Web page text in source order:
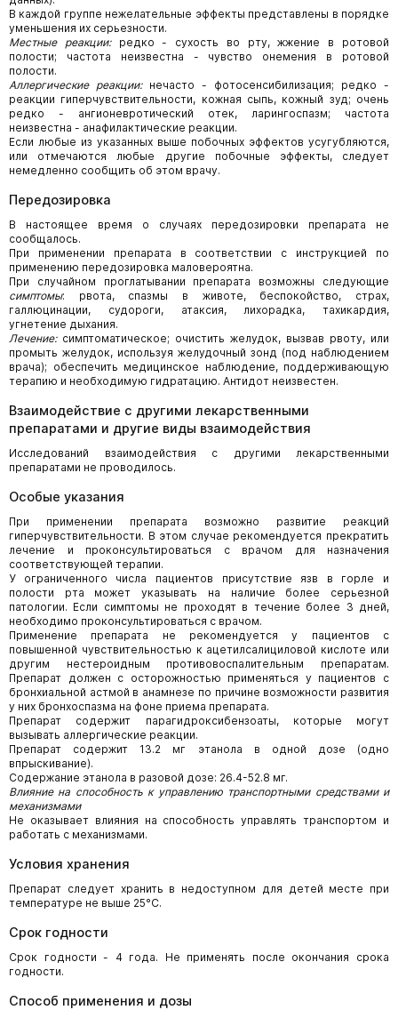
В каждой группе нежелательные эффекты представлены в порядке
уменьшения их серьезности.
Местные реакции:редко - сухость во рту, жжение в ротовой
полости; частота неизвестна - чувство онемения в ротовой
полости.
Аллергические реакции: нечасто - фотосенсибилизация; редко -
реакции гиперчувствительности, кожная сыпь, кожный зуд; очень
редко - ангионевротический отек, ларингоспазм; частота
неизвестна - анафилактические реакции.
Если любые из указанных выше побочных эффектов усугубляются,
или отмечаются любые другие побочные эффекты, следует
немедленно сообщить об этом врачу.
Передозировка
В настоящее время о случаях передозировки препарата не
сообщалось.
При применении препарата в соответствии с инструкцией по
применению передозировка маловероятна.
При случайном проглатывании препарата возможны следующие
симптомы: рвота, спазмы в животе, беспокойство, страх,
галлюцинации, судороги, атаксия, лихорадка, тахикардия,
угнетение дыхания.
Лечение:симптоматическое; очистить желудок, вызвав рвоту, или
промыть желудок, используя желудочный зонд (под наблюдением
врача); обеспечить медицинское наблюдение, поддерживающую
терапию и необходимую гидратацию. Антидот неизвестен.
Взаимодействие с другими лекарственными
препаратами и другие виды взаимодействия
Исследований взаимодействия с другими лекарственными
препаратами не проводилось.
Особые указания
При применении препарата возможно развитие реакций
гиперчувствительности. В этом случае рекомендуется прекратить
лечение и проконсультироваться с врачом для назначения
соответствующей терапии.
У ограниченного числа пациентов присутствие язв в горле и
полости рта может указывать на наличие более серьезной
патологии. Если симптомы не проходят в течение более 3 дней,
необходимо проконсультироваться с врачом.
Применение препарата не рекомендуется у пациентов с
повышенной чувствительностью к ацетилсалициловой кислоте или
другим нестероидным противовоспалительным препаратам.
Препарат должен с осторожностью применяться у пациентов с
бронхиальной астмой в анамнезе по причине возможности развития
у них бронхоспазма на фоне приема препарата.
Препарат содержит парагидроксибензоаты, которые могут
вызывать аллергические реакции.
Препарат содержит 13.2 мг этанола в одной дозе (одно
впрыскивание).
Содержание этанола в разовой дозе: 26.4-52.8 мг.
Влияние на способность к управлению транспортными средствами и
механизмами
Не оказывает влияния на способность управлять транспортом и
работать с механизмами.
Условия хранения
Препарат следует хранить в недоступном для детей месте при
температуре не выше 25°С.
Срок годности
Срок годности - 4 года. Не применять после окончания срока
годности.
Способ применения и дозы